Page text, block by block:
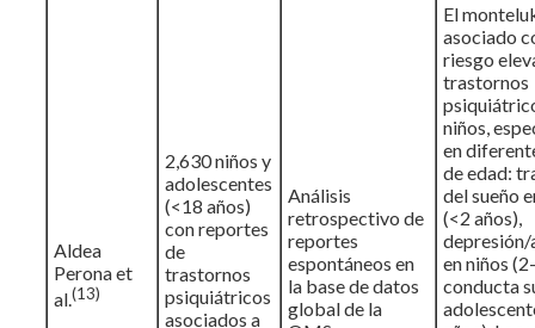
Aldea
Perona et
al.(13)
2,630 niños y
adolescentes
(<18 años)
con reportes
de
trastornos
psiquiátricos
asociados a
Análisis
retrospectivo de
reportes
espontáneos en
la base de datos
global de la
El
asociado
riesgo
trastornos
niños,
en
de edad:
del sueño
(<2 años),
depresión/
en niños
conducta